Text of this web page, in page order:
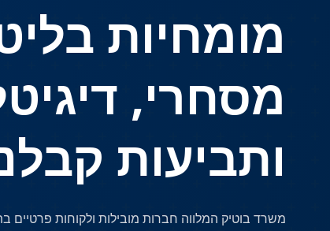
מומחיות
מסחרי,
ותביעות
משרד בוטיק המלווה חברות מובילות ולקוחות פרטיים